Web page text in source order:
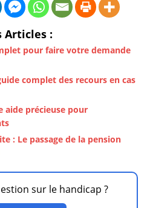
Articles :
pour faire votre demande
complet des recours en cas
aide précieuse pour
: Le passage de la pension
sur le handicap ?